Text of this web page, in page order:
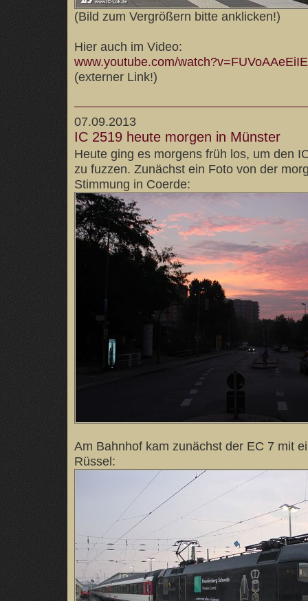
(Bild zum Vergrößern bitte anklicken!)
Hier auch im Video:
www.youtube.com/watch?v=FUVoAAeEiIE
(externer Link!)
07.09.2013
IC 2519 heute morgen in Münster
Heute ging es morgens früh los, um den
zu fuzzen. Zunächst ein Foto von der
Stimmung in Coerde:
Am Bahnhof kam zunächst der EC 7 mit
Rüssel: